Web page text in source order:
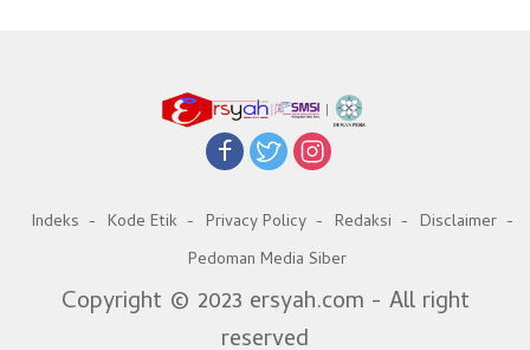
Indeks Kode Etik Privacy Policy Redaksi
Disclaimer
Pedoman Media Siber
Copyright © 2023 ersyah.com - All right
reserved